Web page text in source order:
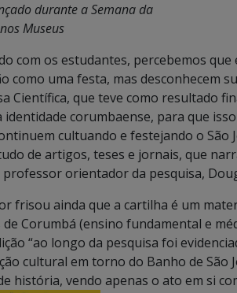
durante a Semana da
Museus
com os estudantes, percebemos
como uma festa, mas desconhecem
Científica, que teve como resultado
identidade corumbaense, para que
cultuando e festejando o
de artigos, teses e jornais, que
orientador da pesquisa,
frisou ainda que a cartilha é um
Corumbá (ensino fundamental e
“ao longo da pesquisa foi
cultural em torno do Banho de São
história, vendo apenas o ato em si